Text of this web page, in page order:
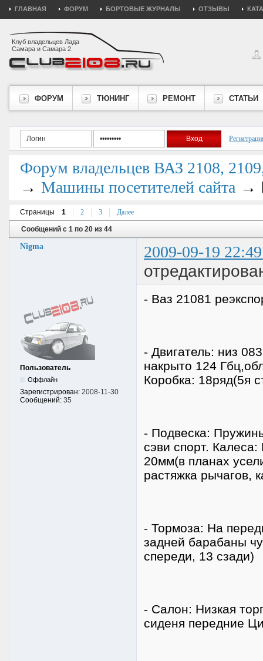
ГЛАВНАЯ ФОРУМ БОРТОВЫЕ ЖУРНАЛЫ ОТЗЫВЫ
Клуб владельцев Лада
Самара и Самара 2.
ФОРУМ ТЮНИНГ РЕМОНТ СТАТЬИ
Форум владельцев ВАЗ 2108,
→ Машины посетителей сайта →
Страницы 1 2 3 Далее
Сообщений с 1 по 20 из 44
Nigma 2009-09-19
Пользователь
Оффлайн
Зарегистрирован: 2008-11-30
Сообщений: 35
- Ваз 21081
- Двигатель: низ
накрыто 124
Коробка: 18ряд(5я
- Подвеска:
сэви спорт.
20мм(в планах
растяжка рычагов,
- Тормоза: На
задней барабаны
спереди, 13 сзади)
- Салон: Низкая
сиденя передние